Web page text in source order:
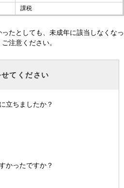
課税
たとしても、未成年に該当しなくなっ
注意ください。
てください
立ちましたか？
かったですか？